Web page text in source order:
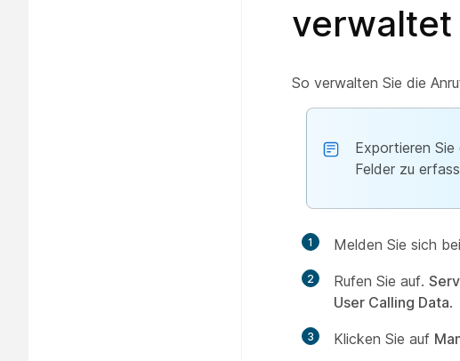
verwaltet
So verwalten Sie die
Exportieren
Felder zu
1 Melden Sie sich bei
2 Rufen Sie auf.
User Calling Data.
3 Klicken Sie auf